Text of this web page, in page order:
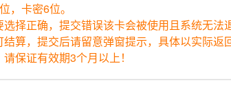
，卡密6位。
择正确，提交错误该卡会被使用且系统无法
算，提交后请留意弹窗提示，具体以实际返
保证有效期3个月以上！